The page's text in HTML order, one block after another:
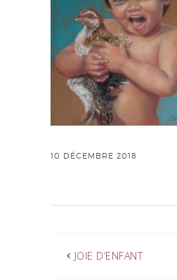
10 DÉCEMBRE 2018
JOIE D’ENFANT